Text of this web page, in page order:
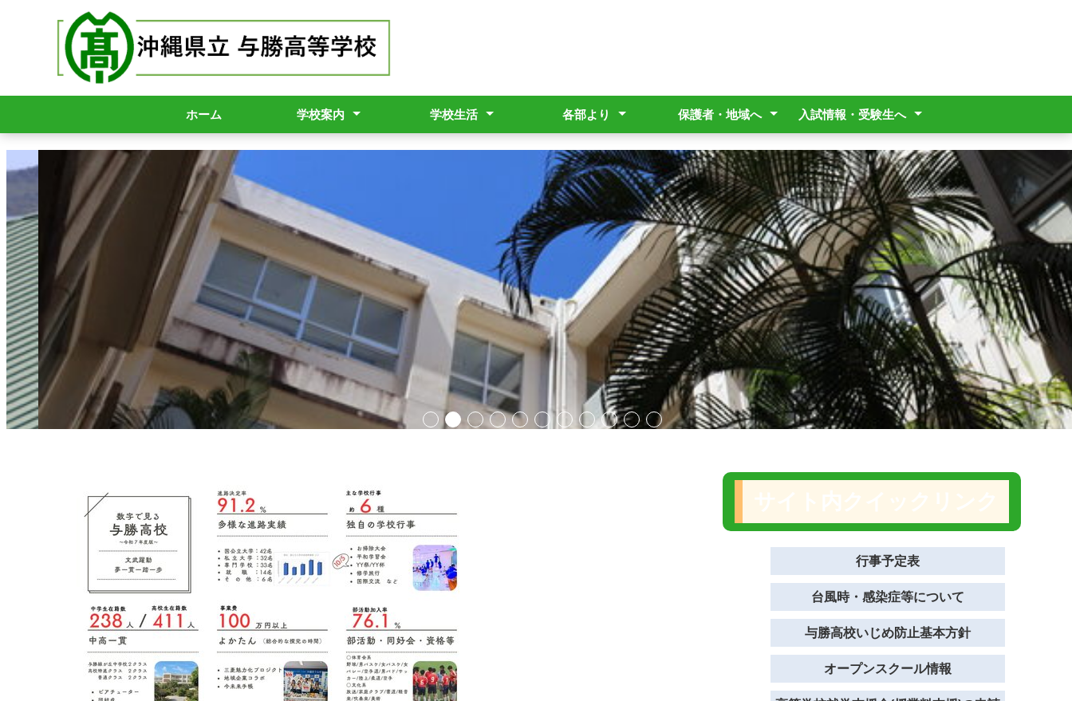
ホーム 学校案内
校長挨拶
学校パンフレット
数字で見る与勝高校
与勝高校スクールポリシー
学校要覧
与勝高校_内規（職員必携）
いじめ対策基本方針
アクセス
各種申請等
学校生活
校長だより（学校生活の様子）
行事予定表
学校行事
部活動
各部より
進路支援部
生徒支援部
図書館より
保護者・地域へ
「OneDrive ABC答案返却」に
ついて
スクリレについて
県立学校家族休暇制度について
ご協力願い(生徒送迎時)
欠席届
学校評価
学校評議委員
非常勤職員用履歴書
自動販売機設置事業者募集につ
いて
入試情報・受験生へ
入試情報
オープンスクール情報
行事予定表
台風時・感染症等について
与勝高校いじめ防止基本方針
オープンスクール情報